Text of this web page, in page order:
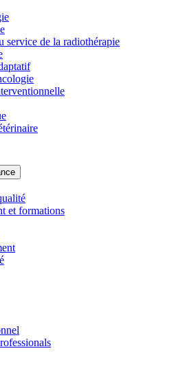
service de la radiothérapie
et formations